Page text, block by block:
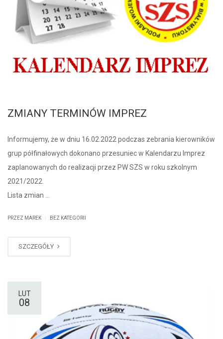
ZMIANY TERMINÓW IMPREZ
Informujemy, że w dniu 16.02.2022 podczas zebrania kierowników
grup półfinałowych dokonano przesuniec w Kalendarzu Imprez
zaplanowanych do realizacji przez PW SZS w roku szkolnym
2021/2022.
Lista zmian …
PRZEZ MAREK BEZ KATEGORII
SZCZEGÓŁY
LUT
08